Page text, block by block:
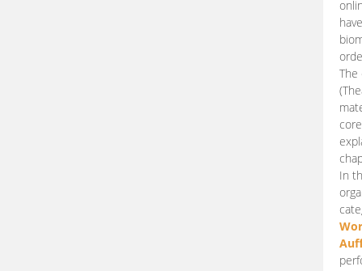
In